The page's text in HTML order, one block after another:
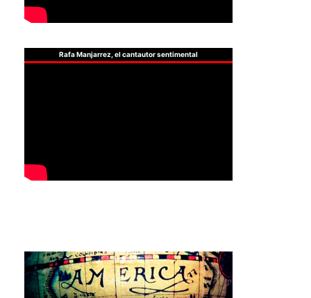
Rafa Manjarrez, el cantautor sentimental